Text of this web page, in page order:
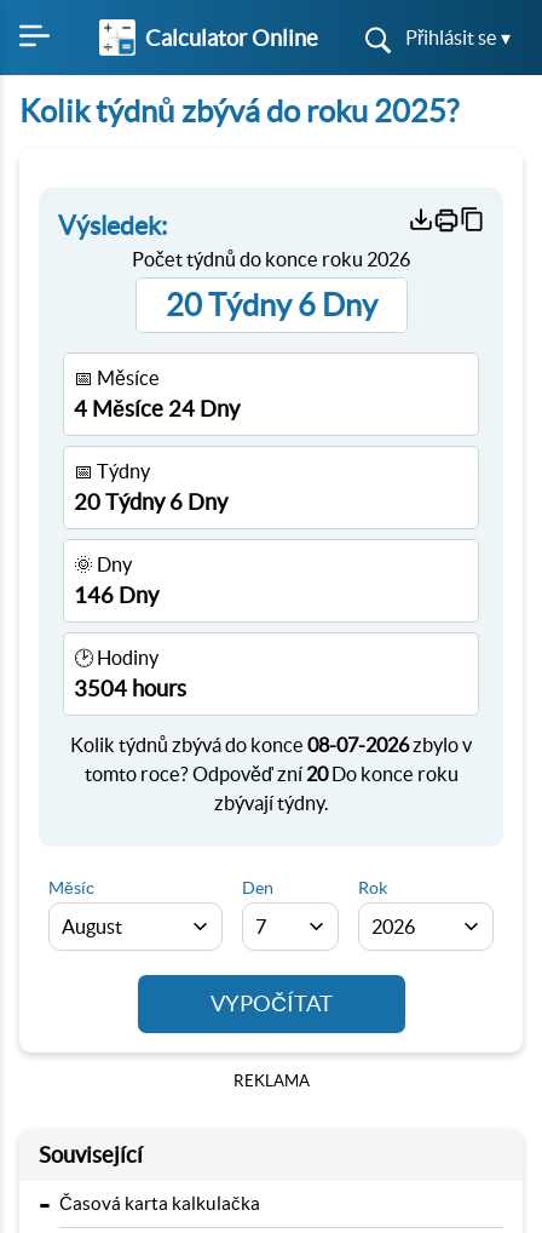
Calculator Online Přihlásit se ▾
Kolik týdnů zbývá do roku 2025?
Výsledek:
Počet týdnů do konce roku 2026
20 Týdny 6 Dny
📅 Měsíce
4 Měsíce 24 Dny
📅 Týdny
20 Týdny 6 Dny
🌞 Dny
146 Dny
🕑 Hodiny
3504 hours
Kolik týdnů zbývá do konce 08-07-2026zbylo v
tomto roce? Odpověď zní20Do konce roku
zbývají týdny.
Měsíc Den Rok
VYPOČÍTAT
REKLAMA
Související
- Časová karta kalkulačka